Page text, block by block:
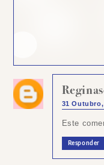
31 Outubro,
Este
Responder